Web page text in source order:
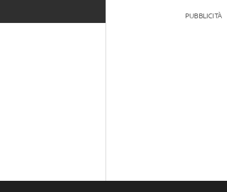
PUBBLICITÀ